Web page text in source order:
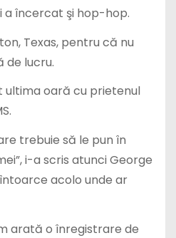
a încercat şi hop-hop.
Texas, pentru că nu
de lucru.
ultima oară cu prietenul
trebuie să le pun în
i-a scris atunci George
acolo unde ar
arată o înregistrare de